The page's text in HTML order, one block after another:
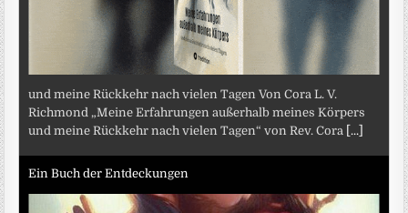
und meine Rückkehr nach vielen Tagen Von Cora L. V.
Richmond „Meine Erfahrungen außerhalb meines Körpers
und meine Rückkehr nach vielen Tagen“ von Rev. Cora [...]
Ein Buch der Entdeckungen